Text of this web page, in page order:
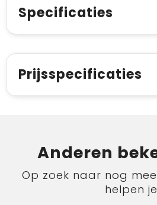
Specificaties
Prijsspecificaties
Anderen
Op zoek naar nog
helpen